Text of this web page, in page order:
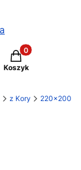
Produkty w
Koszyk
z Kory 220x200